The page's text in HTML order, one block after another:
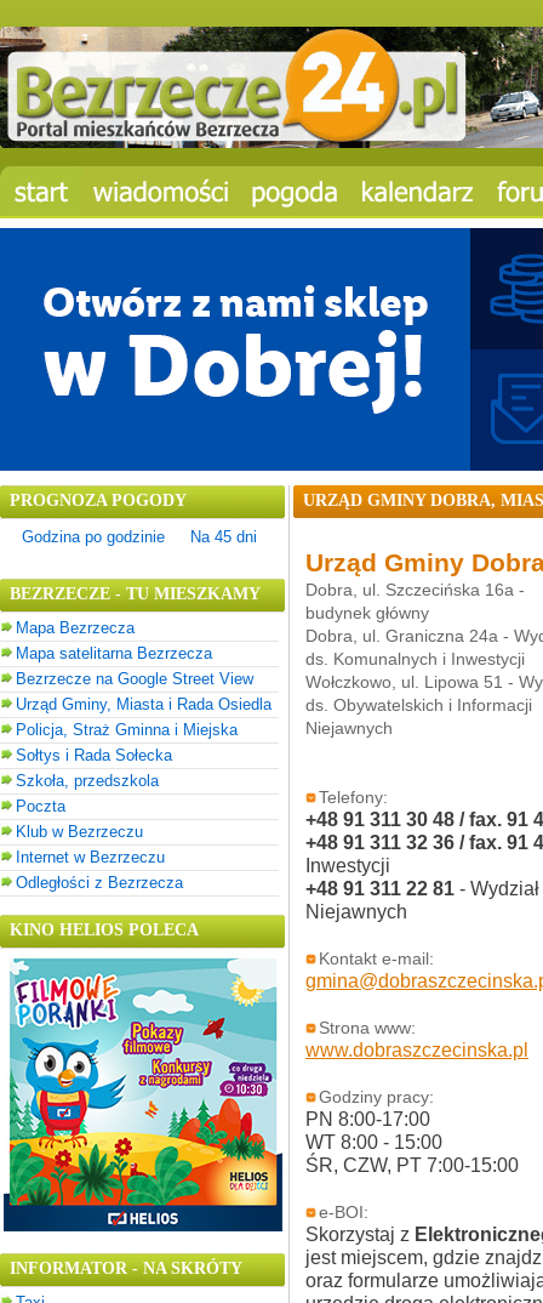
PROGNOZA POGODY
Godzina po godzinie
Na 45 dni
BEZRZECZE - TU MIESZKAMY
Mapa Bezrzecza
Mapa satelitarna Bezrzecza
Bezrzecze na Google Street View
Urząd Gminy, Miasta i Rada Osiedla
Policja, Straż Gminna i Miejska
Sołtys i Rada Sołecka
Szkoła, przedszkola
Poczta
Klub w Bezrzeczu
Internet w Bezrzeczu
Odległości z Bezrzecza
KINO HELIOS POLECA
INFORMATOR - NA SKRÓTY
URZĄD GMINY DOBRA,
Urząd Gminy
Dobra, ul. Szczecińska 16a -
budynek główny
Dobra, ul. Graniczna 24a -
ds. Komunalnych i Inwestycji
Wołczkowo, ul. Lipowa 51 -
ds. Obywatelskich i Informacji
Niejawnych
Telefony:
+48 91 311 30 48 / fax. 91
+48 91 311 32 36 / fax. 91
Inwestycji
+48 91 311 22 81 -
Niejawnych
Kontakt e-mail:
Strona www:
www.dobraszczecinska.pl
Godziny pracy:
PN 8:00-17:00
WT 8:00 - 15:00
ŚR, CZW, PT 7:00-15:00
e-BOI:
Skorzystaj z
jest miejscem, gdzie
oraz formularze